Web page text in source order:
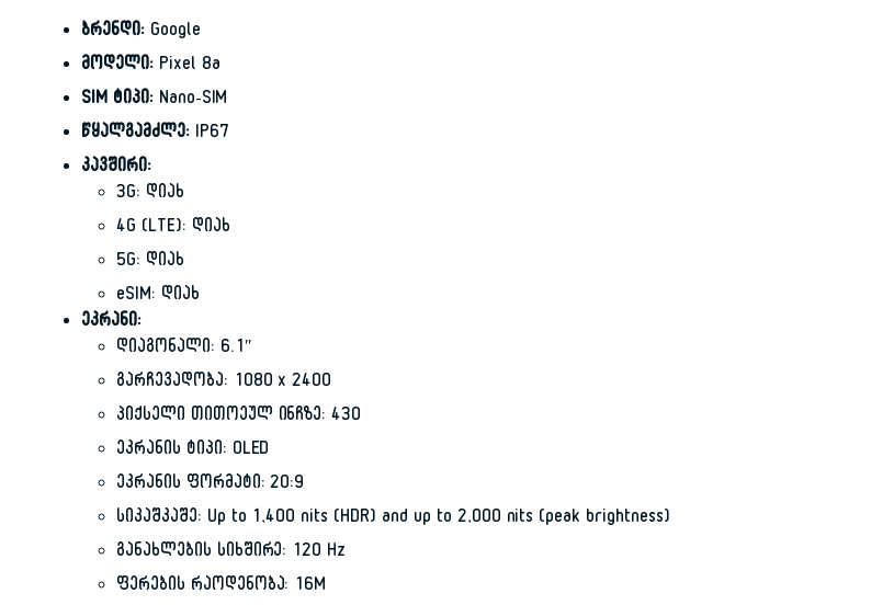
ბრენდი:Google
მოდელი:Pixel 8a
SIM ტიპი:Nano-SIM
წყალგამძლე:IP67
კავშირი:
3G: დიახ
4G (LTE): დიახ
5G: დიახ
eSIM: დიახ
ეკრანი:
დიაგონალი: 6.1″
გარჩევადობა: 1080 x 2400
პიქსელი თითოეულ ინჩზე: 430
ეკრანის ტიპი: OLED
ეკრანის ფორმატი: 20:9
სიკაშკაშე: Up to 1,400 nits (HDR) and up to 2,000 nits (peak brightness)
განახლების სიხშირე: 120 Hz
ფერების რაოდენობა: 16M